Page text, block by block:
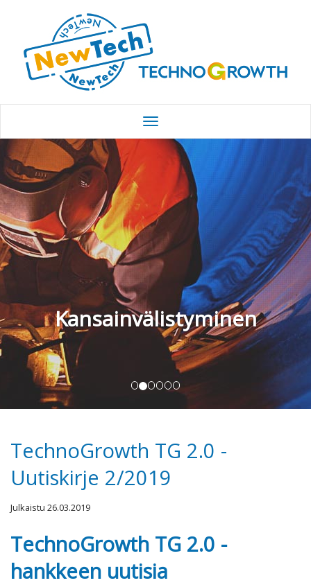
Kansainvälistyminen
TechnoGrowth TG 2.0 -
Uutiskirje 2/2019
Julkaistu 26.03.2019
TechnoGrowth TG 2.0 -
hankkeen uutisia